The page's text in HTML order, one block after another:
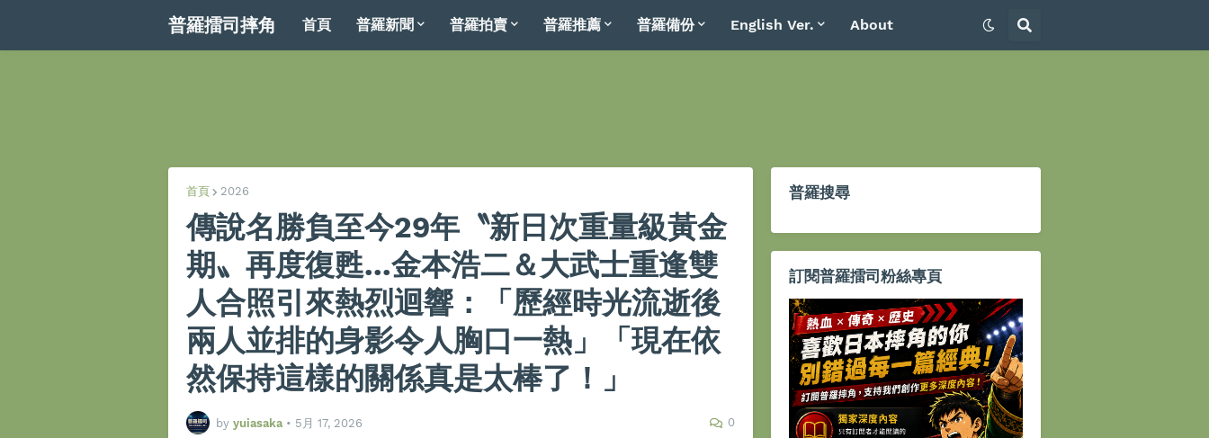
普羅擂司摔角 首頁 普羅新聞 普羅拍賣 普羅推薦 普羅備份 English Ver. About
首頁 2026
傳說名勝負至今29年〝新日次重量級黃金
期〟再度復甦...金本浩二＆大武士重逢雙
人合照引來熱烈迴響：「歷經時光流逝後
兩人並排的身影令人胸口一熱」「現在依
然保持這樣的關係真是太棒了！」
by yuiasaka • 5月 17, 2026 0
普羅搜尋
訂閱普羅擂司粉絲專頁